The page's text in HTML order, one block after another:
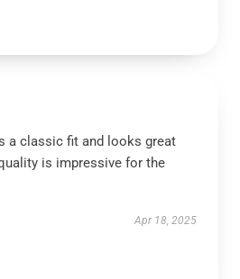
a classic fit and looks great
is impressive for the
Apr 18, 2025